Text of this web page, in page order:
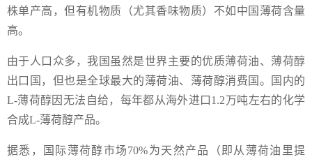
株单产高，但有机物质（尤其香味物质）不如中国薄荷含量
高。
由于人口众多，我国虽然是世界主要的优质薄荷油、薄荷醇
出口国，但也是全球最大的薄荷油、薄荷醇消费国。国内的
L-薄荷醇因无法自给，每年都从海外进口1.2万吨左右的化学
合成L-薄荷醇产品。
据悉，国际薄荷醇市场70%为天然产品（即从薄荷油里提